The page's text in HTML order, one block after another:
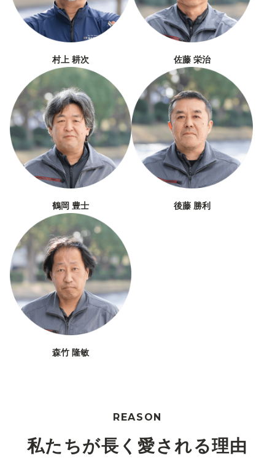
村上 耕次 佐藤 栄治
鶴岡 豊士 後藤 勝利
森竹 隆敏
REASON
私たちが長く愛される理由